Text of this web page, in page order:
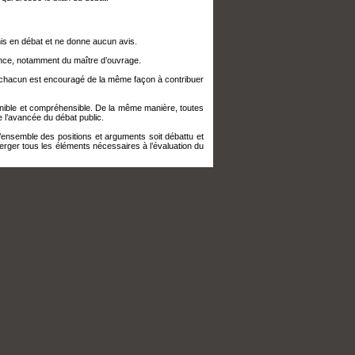
en débat et ne donne aucun avis.
notamment du maître d’ouvrage.
est encouragé de la même façon à contribuer
et compréhensible. De la même manière, toutes
du débat public.
des positions et arguments soit débattu et
tous les éléments nécessaires à l’évaluation du